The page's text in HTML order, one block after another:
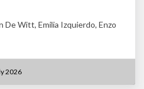
De Witt, Emilia Izquierdo, Enzo
2026